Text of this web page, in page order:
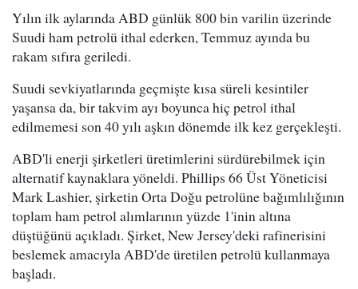
Yılın ilk aylarında ABD günlük 800 bin varilin üzerinde
Suudi ham petrolü ithal ederken, Temmuz ayında bu
rakam sıfıra geriledi.
Suudi sevkiyatlarında geçmişte kısa süreli kesintiler
yaşansa da, bir takvim ayı boyunca hiç petrol ithal
edilmemesi son 40 yılı aşkın dönemde ilk kez gerçekleşti.
ABD'li enerji şirketleri üretimlerini sürdürebilmek için
alternatif kaynaklara yöneldi. Phillips 66 Üst Yöneticisi
Mark Lashier, şirketin Orta Doğu petrolüne bağımlılığının
toplam ham petrol alımlarının yüzde 1'inin altına
düştüğünü açıkladı. Şirket, New Jersey'deki rafinerisini
beslemek amacıyla ABD'de üretilen petrolü kullanmaya
başladı.